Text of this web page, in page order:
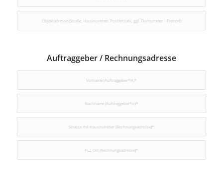
Auftraggeber / Rechnungsadresse